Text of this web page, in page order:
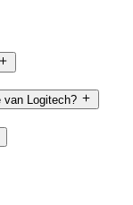
van Logitech?